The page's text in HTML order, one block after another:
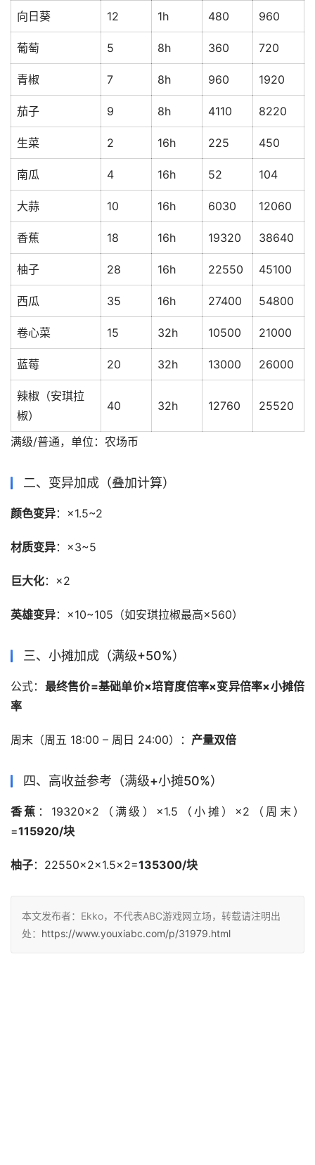
向日葵 12 1h 480 960
葡萄 5 8h 360 720
青椒 7 8h 960 1920
茄子 9 8h 4110 8220
生菜 2 16h 225 450
南瓜 4 16h 52 104
大蒜 10 16h 6030 12060
香蕉 18 16h 19320 38640
柚子 28 16h 22550 45100
西瓜 35 16h 27400 54800
卷心菜 15 32h 10500 21000
蓝莓 20 32h 13000 26000
辣椒（安琪拉
椒）
40 32h 12760 25520
满级/普通，单位：农场币
二、变异加成（叠加计算）
颜色变异：×1.5~2
材质变异：×3~5
巨大化：×2
英雄变异：×10~105（如安琪拉椒最高×560）
三、小摊加成（满级+50%）
公式： 最终售价=基础单价×培育度倍率×变异倍率×小摊倍
率
周末（周五 18:00 – 周日 24:00）： 产量双倍
四、高收益参考（满级+小摊50%）
香蕉 ：19320×2（满级）×1.5（小摊）×2（周末）
=115920/块
柚子：22550×2×1.5×2=135300/块
本文发布者：Ekko，不代表ABC游戏网立场，转载请注明出
处： https://www.youxiabc.com/p/31979.html